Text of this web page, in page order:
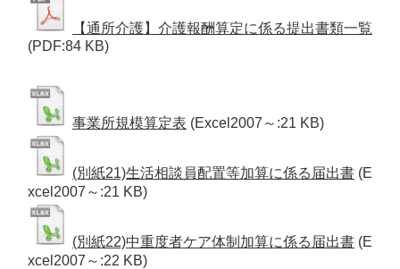
【通所介護】介護報酬算定に係る提出書類一覧
(PDF:84 KB)
事業所規模算定表 (Excel2007～:21 KB)
(別紙21)生活相談員配置等加算に係る届出書 (E
xcel2007～:21 KB)
(別紙22)中重度者ケア体制加算に係る届出書 (E
xcel2007～:22 KB)